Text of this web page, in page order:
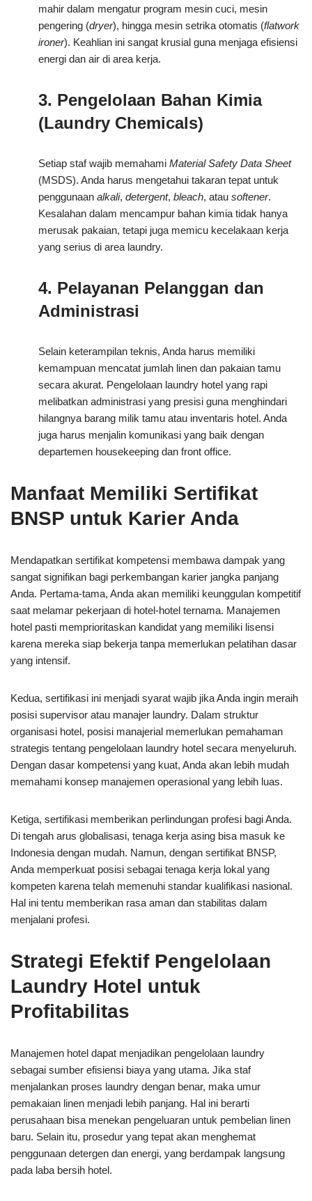
mahir dalam mengatur program mesin cuci, mesin
pengering (dryer), hingga mesin setrika otomatis (flatwork
ironer). Keahlian ini sangat krusial guna menjaga efisiensi
energi dan air di area kerja.
3. Pengelolaan Bahan Kimia
(Laundry Chemicals)
Setiap staf wajib memahami Material Safety Data Sheet
(MSDS). Anda harus mengetahui takaran tepat untuk
penggunaan alkali, detergent, bleach, atau softener.
Kesalahan dalam mencampur bahan kimia tidak hanya
merusak pakaian, tetapi juga memicu kecelakaan kerja
yang serius di area laundry.
4. Pelayanan Pelanggan dan
Administrasi
Selain keterampilan teknis, Anda harus memiliki
kemampuan mencatat jumlah linen dan pakaian tamu
secara akurat. Pengelolaan laundry hotel yang rapi
melibatkan administrasi yang presisi guna menghindari
hilangnya barang milik tamu atau inventaris hotel. Anda
juga harus menjalin komunikasi yang baik dengan
departemen housekeeping dan front office.
Manfaat Memiliki Sertifikat
BNSP untuk Karier Anda
Mendapatkan sertifikat kompetensi membawa dampak yang
sangat signifikan bagi perkembangan karier jangka panjang
Anda. Pertama-tama, Anda akan memiliki keunggulan kompetitif
saat melamar pekerjaan di hotel-hotel ternama. Manajemen
hotel pasti memprioritaskan kandidat yang memiliki lisensi
karena mereka siap bekerja tanpa memerlukan pelatihan dasar
yang intensif.
Kedua, sertifikasi ini menjadi syarat wajib jika Anda ingin meraih
posisi supervisor atau manajer laundry. Dalam struktur
organisasi hotel, posisi manajerial memerlukan pemahaman
strategis tentang pengelolaan laundry hotel secara menyeluruh.
Dengan dasar kompetensi yang kuat, Anda akan lebih mudah
memahami konsep manajemen operasional yang lebih luas.
Ketiga, sertifikasi memberikan perlindungan profesi bagi Anda.
Di tengah arus globalisasi, tenaga kerja asing bisa masuk ke
Indonesia dengan mudah. Namun, dengan sertifikat BNSP,
Anda memperkuat posisi sebagai tenaga kerja lokal yang
kompeten karena telah memenuhi standar kualifikasi nasional.
Hal ini tentu memberikan rasa aman dan stabilitas dalam
menjalani profesi.
Strategi Efektif Pengelolaan
Laundry Hotel untuk
Profitabilitas
Manajemen hotel dapat menjadikan pengelolaan laundry
sebagai sumber efisiensi biaya yang utama. Jika staf
menjalankan proses laundry dengan benar, maka umur
pemakaian linen menjadi lebih panjang. Hal ini berarti
perusahaan bisa menekan pengeluaran untuk pembelian linen
baru. Selain itu, prosedur yang tepat akan menghemat
penggunaan detergen dan energi, yang berdampak langsung
pada laba bersih hotel.